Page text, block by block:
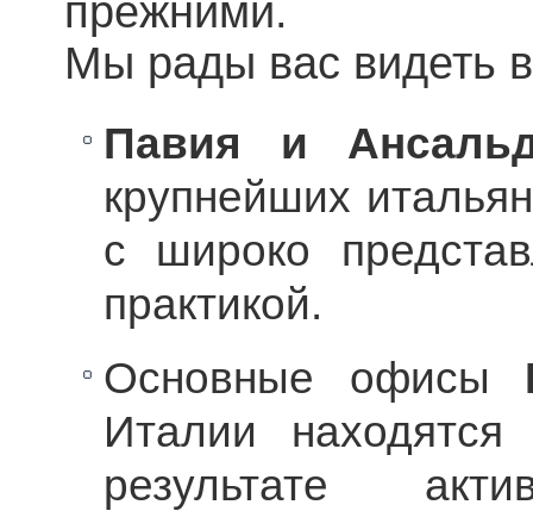
прежними.
Мы рады вас видеть
Павия и
крупнейших
с широко
практикой.
Основные офисы
Италии
результате